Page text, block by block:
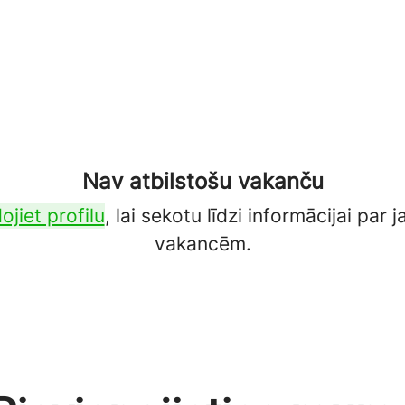
Nav atbilstošu vakanču
profilu, lai sekotu līdzi informācijai par
vakancēm.